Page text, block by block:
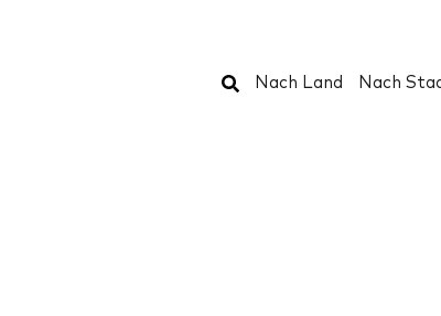
Suchen
Nach Land Nach